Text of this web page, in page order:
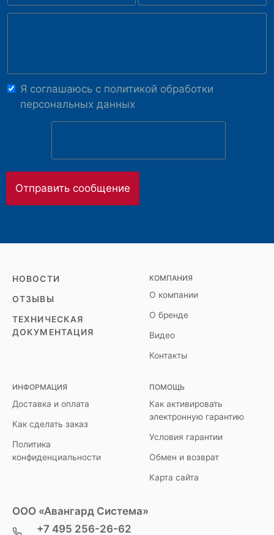
Я соглашаюсь с политикой обработки
персональных данных
НОВОСТИ
ОТЗЫВЫ
ТЕХНИЧЕСКАЯ
ДОКУМЕНТАЦИЯ
КОМПАНИЯ
О компании
О бренде
Видео
Контакты
ИНФОРМАЦИЯ
Доставка и оплата
Как сделать заказ
Политика
конфиденциальности
ПОМОЩЬ
Как активировать
электронную гарантию
Условия гарантии
Обмен и возврат
Карта сайта
ООО «Авангард Система»
+7 495 256-26-62